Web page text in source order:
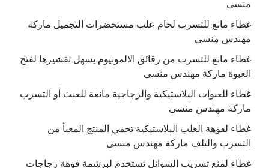
منسى
غطاء مانع للتسرب لحام علب مستحضرات التجميل ماركة
مهندس منسى
غطاء مانع للتسرب من رقائق الالمونيوم يسهل تقشيرها لفتح
العبوة ماركة مهندس منسى
غطاء للعبوات البلاستيكية والزجاجية مانعة للعبث أو التسرب
ماركة مهندس منسى
غطاء لفوهة العلب البلاستيكية تحمي المنتج المعبأ من
التسرب والتلف ماركة مهندس منسى
غطاء لمنع تسريب السوائل تستخدم لبرشمة فوهة زجاجات